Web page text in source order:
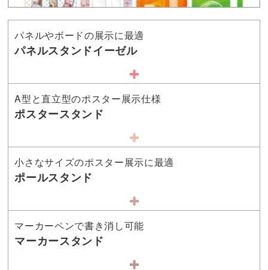
パネルやボードの展示に最適
パネルスタンドイーゼル
A型と直立型のポスター展示仕様
ポスタースタンド
小さなサイズのポスター展示に最適
ポールスタンド
マーカーペンで書き消し可能
マーカースタンド